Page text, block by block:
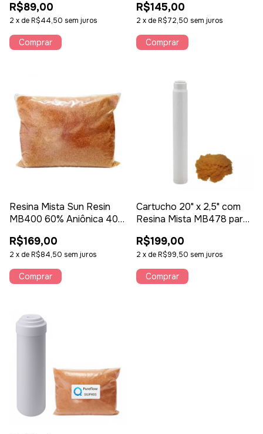
Purelite
R$89,00
2 x deR$44,50 sem juros
Comprar
R$145,00
2 x deR$72,50 sem juros
Resina Mista Sun Resin
MB400 60% Aniônica 40%
R$169,00
2 x deR$84,50 sem juros
Comprar
Cartucho 20" x 2,5" com
Resina Mista MB478 para
R$199,00
2 x deR$99,50 sem juros